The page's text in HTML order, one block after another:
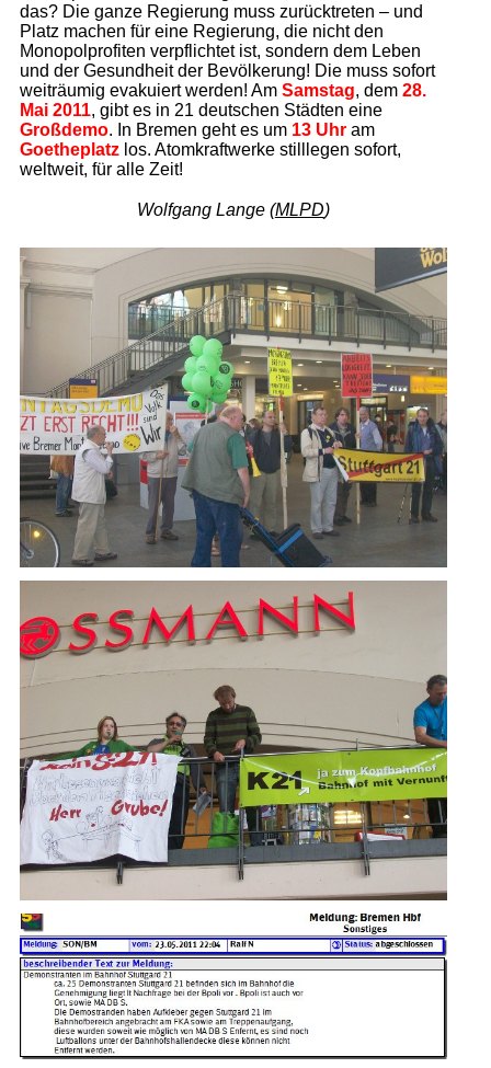
das? Die ganze Regierung muss zurücktreten – und
Platz machen für eine Regierung, die nicht den
Monopolprofiten verpflichtet ist, sondern dem Leben
und der Gesundheit der Bevölkerung! Die muss sofort
weiträumig evakuiert werden! Am Samstag, dem 28.
Mai 2011, gibt es in 21 deutschen Städten eine
Großdemo. In Bremen geht es um 13 Uhram
Goetheplatzlos. Atomkraftwerke stilllegen sofort,
weltweit, für alle Zeit!
Wolfgang Lange (MLPD)